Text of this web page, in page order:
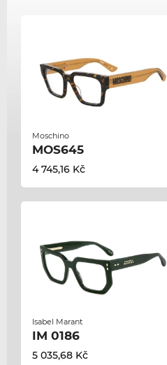
Moschino
MOS645
4 745,16 Kč
Isabel Marant
IM 0186
5 035,68 Kč